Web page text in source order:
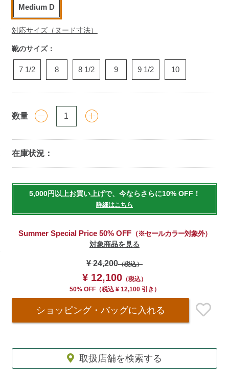
Medium D
対応サイズ（ヌード寸法）
靴のサイズ：
7 1/2 8 8 1/2 9 9 1/2 10
数量
在庫状況：
to
5,000円以上お買い上げで、今ならさらに10% OFF！
詳細はこちら
Summer Special Price 50% OFF（※セールカラー対象外）
対象商品を見る
¥ 24,200（税込）
¥ 12,100 （税込）
50% OFF（税込 ¥ 12,100 引き）
ショッピング・バッグに入れる
取扱店舗を検索する